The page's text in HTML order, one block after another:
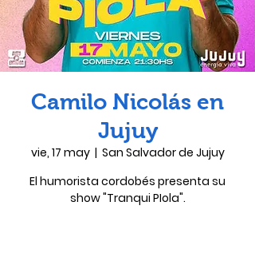
Camilo Nicolás en
Jujuy
vie, 17 may
  |
San Salvador de Jujuy
El humorista cordobés presenta su
show "Tranqui PIola".